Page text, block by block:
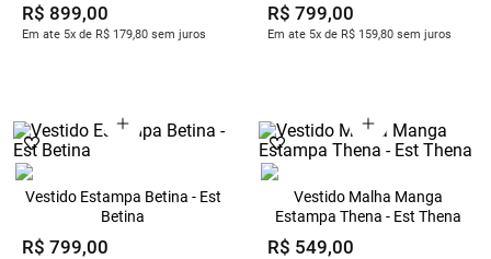
R$ 899,00
Em ate 5x de R$ 179,80 sem juros
R$ 799,00
Em ate 5x de R$ 159,80 sem juros
Vestido Estampa Betina - Est
Betina
R$ 799,00
Vestido Malha Manga
Estampa Thena - Est Thena
R$ 549,00